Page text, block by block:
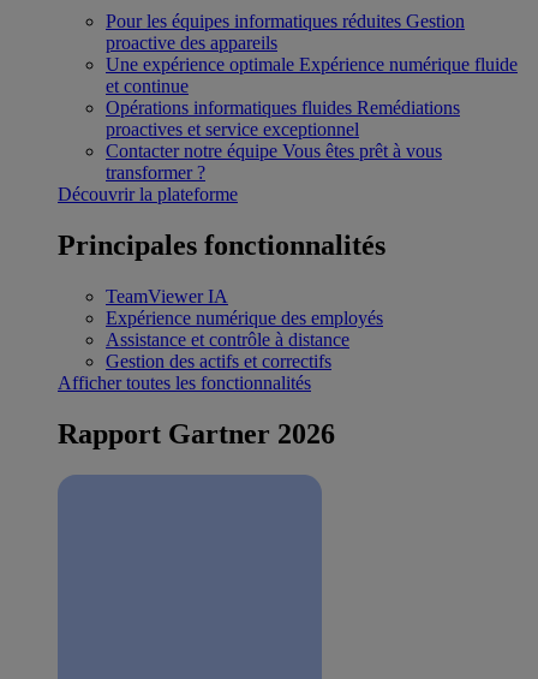
Pour les équipes informatiques réduites Gestion
proactive des appareils
Une expérience optimale Expérience numérique fluide
et continue
Opérations informatiques fluides Remédiations
proactives et service exceptionnel
Contacter notre équipe Vous êtes prêt à vous
transformer ?
Découvrir la plateforme
Principales fonctionnalités
TeamViewer IA
Expérience numérique des employés
Assistance et contrôle à distance
Gestion des actifs et correctifs
Afficher toutes les fonctionnalités
Rapport Gartner 2026